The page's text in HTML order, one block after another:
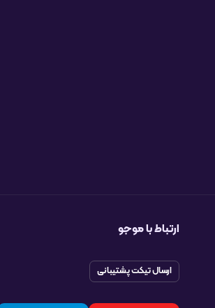
ارتباط با موجو
ارسال تیکت پشتیبانی